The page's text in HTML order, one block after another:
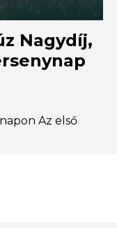
Nagydíj,
Az első